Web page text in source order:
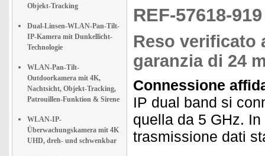
Objekt-Tracking
Dual-Linsen-WLAN-Pan-Tilt-
IP-Kamera mit Dunkellicht-
Technologie
WLAN-Pan-Tilt-
Outdoorkamera mit 4K,
Nachtsicht, Objekt-Tracking,
Patrouillen-Funktion & Sirene
WLAN-IP-
Überwachungskamera mit 4K
UHD, dreh- und schwenkbar
REF-57618-
Reso verificato
garanzia di 24
Connessione
IP dual band si
quella da 5 GHz.
trasmissione dati